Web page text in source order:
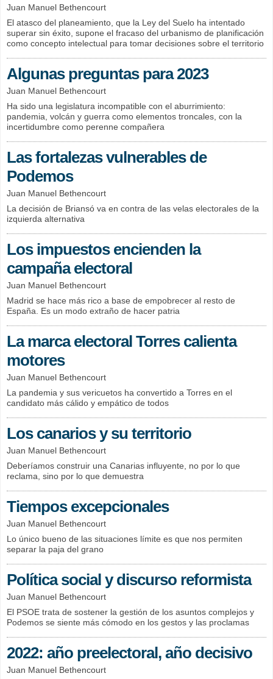
Juan Manuel Bethencourt
El atasco del planeamiento, que la Ley del Suelo ha intentado
superar sin éxito, supone el fracaso del urbanismo de planificación
como concepto intelectual para tomar decisiones sobre el territorio
Algunas preguntas para 2023
Juan Manuel Bethencourt
Ha sido una legislatura incompatible con el aburrimiento:
pandemia, volcán y guerra como elementos troncales, con la
incertidumbre como perenne compañera
Las fortalezas vulnerables de
Podemos
Juan Manuel Bethencourt
La decisión de Briansó va en contra de las velas electorales de la
izquierda alternativa
Los impuestos encienden la
campaña electoral
Juan Manuel Bethencourt
Madrid se hace más rico a base de empobrecer al resto de
España. Es un modo extraño de hacer patria
La marca electoral Torres calienta
motores
Juan Manuel Bethencourt
La pandemia y sus vericuetos ha convertido a Torres en el
candidato más cálido y empático de todos
Los canarios y su territorio
Juan Manuel Bethencourt
Deberíamos construir una Canarias influyente, no por lo que
reclama, sino por lo que demuestra
Tiempos excepcionales
Juan Manuel Bethencourt
Lo único bueno de las situaciones límite es que nos permiten
separar la paja del grano
Política social y discurso reformista
Juan Manuel Bethencourt
El PSOE trata de sostener la gestión de los asuntos complejos y
Podemos se siente más cómodo en los gestos y las proclamas
2022: año preelectoral, año decisivo
Juan Manuel Bethencourt